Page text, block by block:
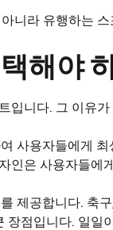
니라 유행하는
해야
입니다. 그 이유
사용자들에게
인은 사용자들에
제공합니다. 축
장점입니다. 일